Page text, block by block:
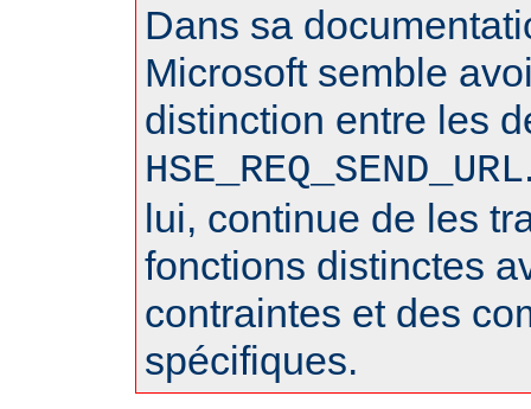
Dans sa
Microsoft semble
distinction entre les
HSE_REQ_SEND_URL
lui, continue de les
fonctions distinctes
contraintes et des
spécifiques.